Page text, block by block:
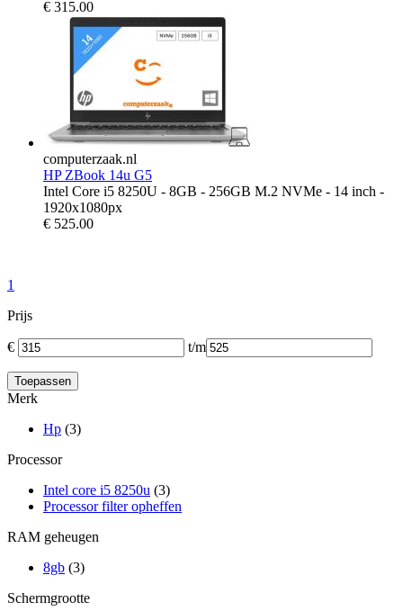
€ 315.00
computerzaak.nl
HP ZBook 14u G5
Intel Core i5 8250U - 8GB - 256GB M.2 NVMe - 14 inch -
1920x1080px
€ 525.00
1
Prijs
€ t/m
Merk
Hp (3)
Processor
Intel core i5 8250u (3)
Processor filter opheffen
RAM geheugen
8gb (3)
Schermgrootte